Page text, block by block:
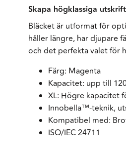
Skapa högklassiga
Bläcket är utformat för
håller längre, har djupare
och det perfekta valet för
Färg: Magenta
Kapacitet: upp till
XL: Högre kapacitet
Innobella™-teknik,
Kompatibel med:
ISO/IEC 24711